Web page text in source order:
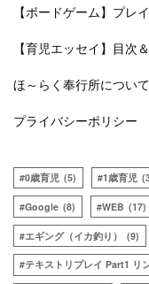
【ボードゲーム】プレ
【育児エッセイ】目次
ほ～らく奉行所について
プライバシーポリシー
0歳育児 (5) 1歳育児
Google (8) WEB (17)
エギング（イカ釣り） (9)
テキストリプレイ Part1 リ